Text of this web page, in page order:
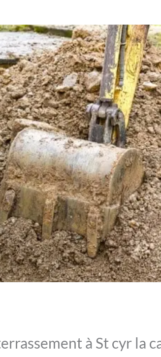
à St cyr la